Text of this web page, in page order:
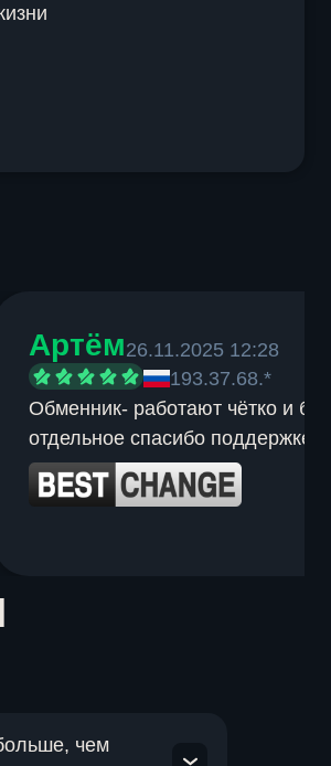
Артём26.11.2025 12:28
193.37.68.*
Обменник- работают чётко и
отдельное спасибо поддержке.
чем